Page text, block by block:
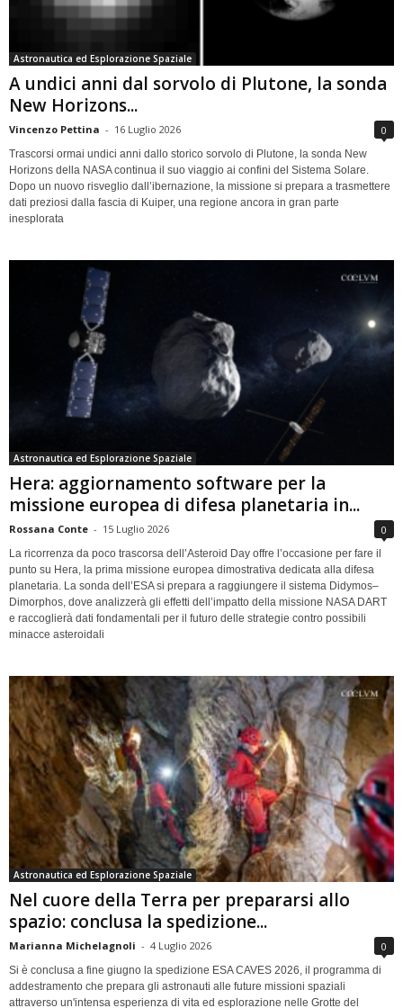
Astronautica ed Esplorazione Spaziale
A undici anni dal sorvolo di Plutone, la sonda
New Horizons...
Vincenzo Pettina - 16 Luglio 2026 0
Trascorsi ormai undici anni dallo storico sorvolo di Plutone, la sonda New
Horizons della NASA continua il suo viaggio ai confini del Sistema Solare.
Dopo un nuovo risveglio dall’ibernazione, la missione si prepara a trasmettere
dati preziosi dalla fascia di Kuiper, una regione ancora in gran parte
inesplorata
Astronautica ed Esplorazione Spaziale
Hera: aggiornamento software per la
missione europea di difesa planetaria in...
Rossana Conte - 15 Luglio 2026 0
La ricorrenza da poco trascorsa dell’Asteroid Day offre l’occasione per fare il
punto su Hera, la prima missione europea dimostrativa dedicata alla difesa
planetaria. La sonda dell’ESA si prepara a raggiungere il sistema Didymos–
Dimorphos, dove analizzerà gli effetti dell’impatto della missione NASA DART
e raccoglierà dati fondamentali per il futuro delle strategie contro possibili
minacce asteroidali
Astronautica ed Esplorazione Spaziale
Nel cuore della Terra per prepararsi allo
spazio: conclusa la spedizione...
Marianna Michelagnoli - 4 Luglio 2026 0
Si è conclusa a fine giugno la spedizione ESA CAVES 2026, il programma di
addestramento che prepara gli astronauti alle future missioni spaziali
attraverso un'intensa esperienza di vita ed esplorazione nelle Grotte del